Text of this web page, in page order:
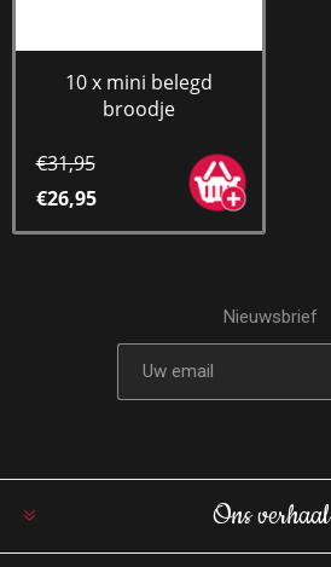
10 x mini belegd
broodje
€31,95
€26,95
Nieuwsbrief
Ons verhaal